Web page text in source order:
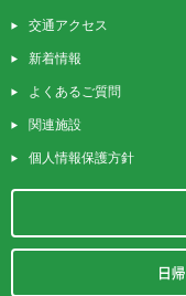
交通アクセス
新着情報
よくあるご質問
関連施設
個人情報保護方針